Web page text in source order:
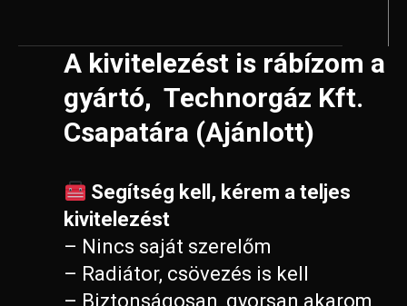
A kivitelezést is rábízom a
gyártó, Technorgáz Kft.
Csapatára (Ajánlott)
Segítség kell, kérem a teljes
kivitelezést
– Nincs saját szerelőm
– Radiátor, csövezés is kell
– Biztonságosan, gyorsan akarom